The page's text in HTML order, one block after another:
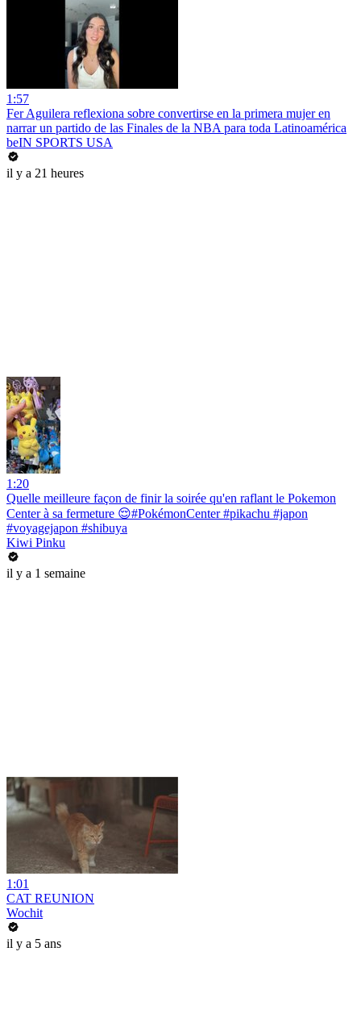
1:57
Fer Aguilera reflexiona sobre convertirse en la primera mujer en
narrar un partido de las Finales de la NBA para toda Latinoamérica
beIN SPORTS USA
il y a 21 heures
1:20
Quelle meilleure façon de finir la soirée qu'en raflant le Pokemon
Center à sa fermeture 😌#PokémonCenter #pikachu #japon
#voyagejapon #shibuya
Kiwi Pinku
il y a 1 semaine
1:01
CAT REUNION
Wochit
il y a 5 ans